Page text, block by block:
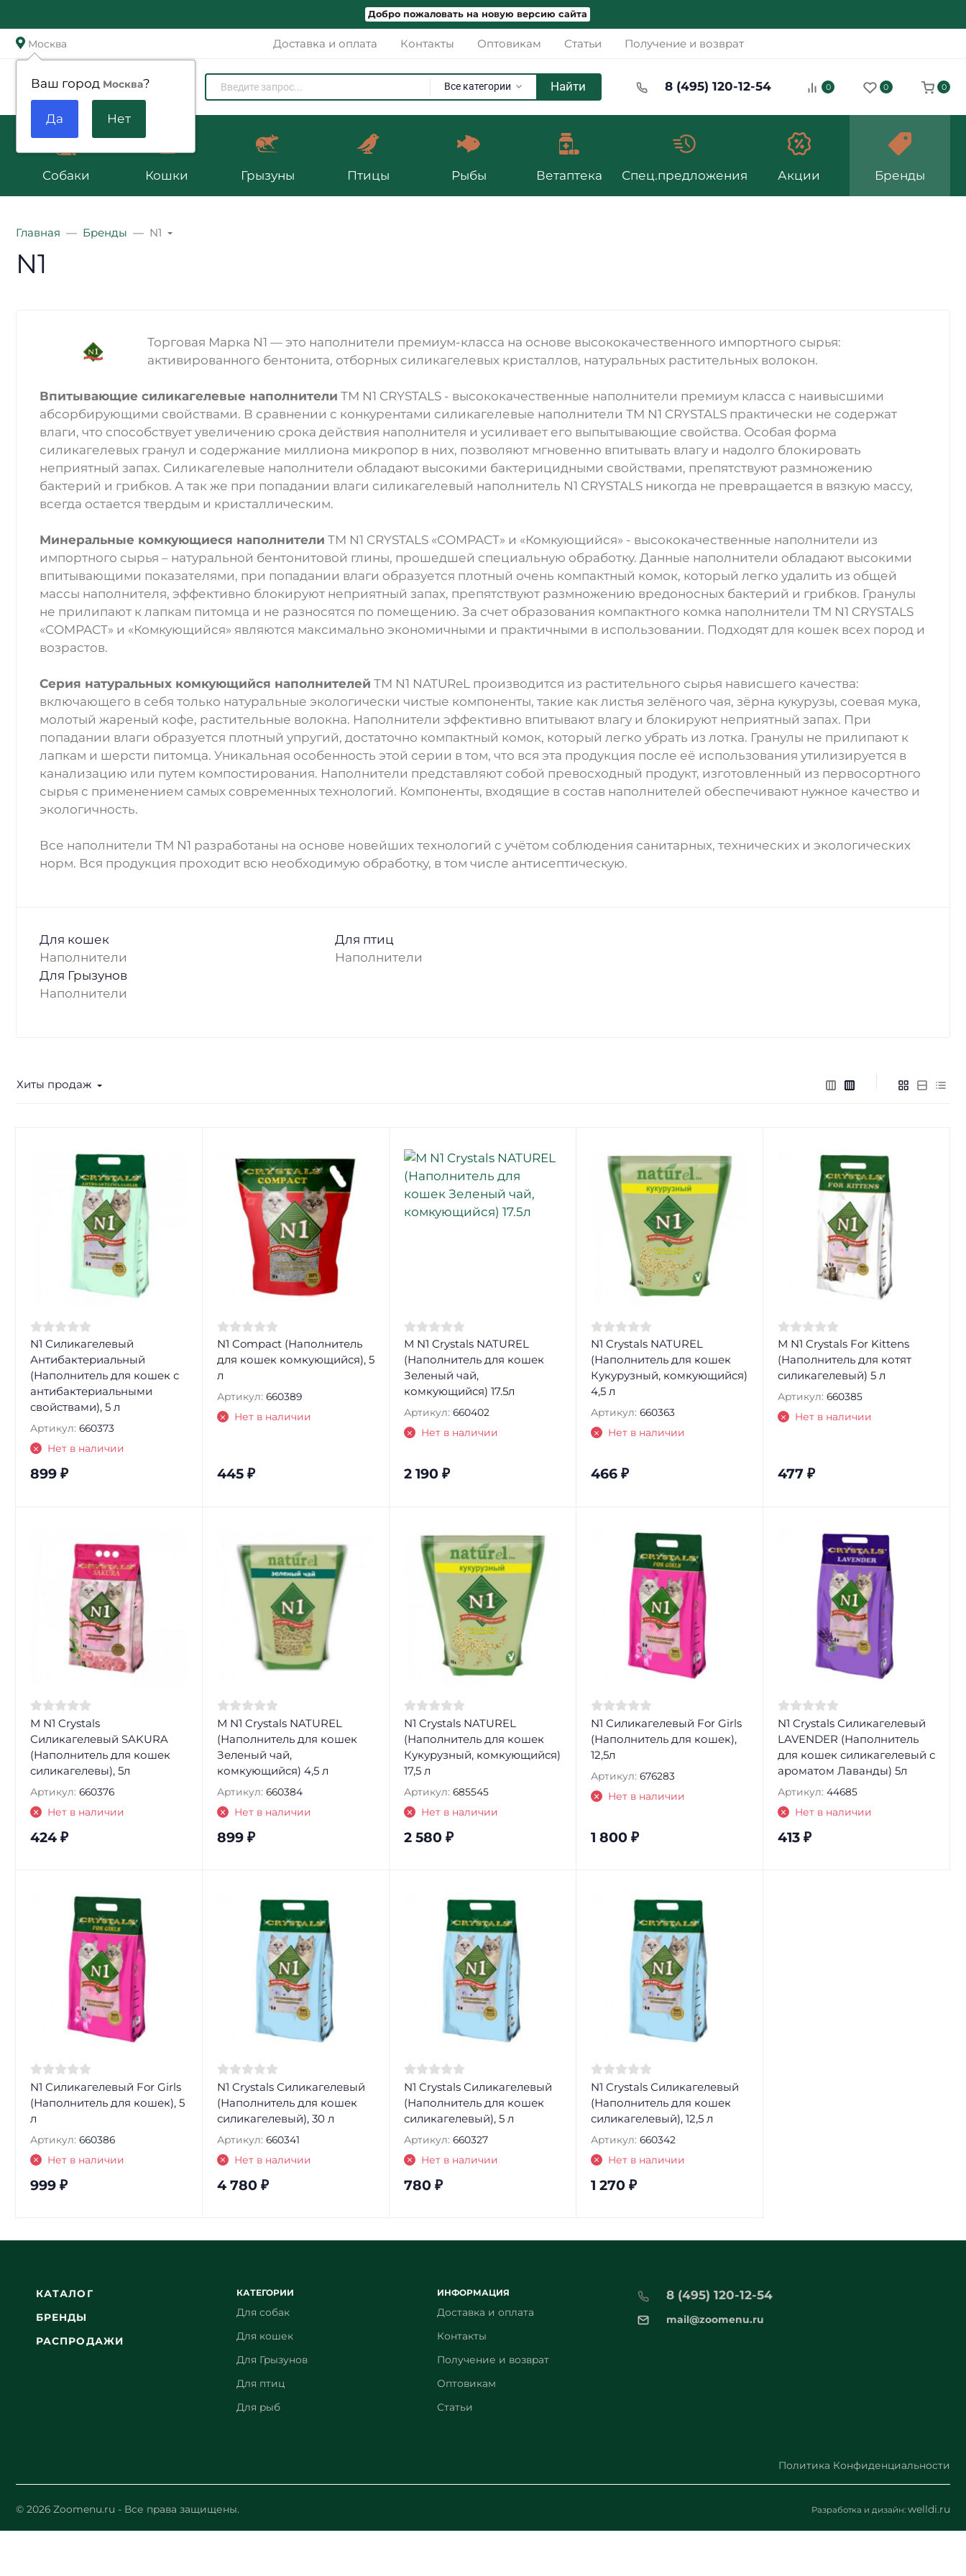
Добро пожаловать на новую версию сайта
Москва
Ваш город Москва?
Доставка и оплата Контакты Оптовикам Статьи Получение и возврат
Zoomenu.ru Все категории Найти 8 (495) 120-12-54 0 0 0
Собаки Кошки Грызуны Птицы Рыбы Ветаптека Спец.предложения Акции Бренды
Главная Бренды N1
N1
Торговая Марка N1 — это наполнители премиум-класса на основе высококачественного импортного сырья:
активированного бентонита, отборных силикагелевых кристаллов, натуральных растительных волокон.
Впитывающие силикагелевые наполнители ТМ N1 CRYSTALS - высококачественные наполнители премиум класса с наивысшими
абсорбирующими свойствами. В сравнении с конкурентами силикагелевые наполнители ТМ N1 CRYSTALS практически не содержат
влаги, что способствует увеличению срока действия наполнителя и усиливает его выпытывающие свойства. Особая форма
силикагелевых гранул и содержание миллиона микропор в них, позволяют мгновенно впитывать влагу и надолго блокировать
неприятный запах. Силикагелевые наполнители обладают высокими бактерицидными свойствами, препятствуют размножению
бактерий и грибков. А так же при попадании влаги силикагелевый наполнитель N1 CRYSTALS никогда не превращается в вязкую массу,
всегда остается твердым и кристаллическим.
Минеральные комкующиеся наполнители ТМ N1 CRYSTALS «COMPACT» и «Комкующийся» - высококачественные наполнители из
импортного сырья – натуральной бентонитовой глины, прошедшей специальную обработку. Данные наполнители обладают высокими
впитывающими показателями, при попадании влаги образуется плотный очень компактный комок, который легко удалить из общей
массы наполнителя, эффективно блокируют неприятный запах, препятствуют размножению вредоносных бактерий и грибков. Гранулы
не прилипают к лапкам питомца и не разносятся по помещению. За счет образования компактного комка наполнители ТМ N1 CRYSTALS
«COMPACT» и «Комкующийся» являются максимально экономичными и практичными в использовании. Подходят для кошек всех пород и
возрастов.
Серия натуральных комкующийся наполнителей ТМ N1 NATUReL производится из растительного сырья нависшего качества:
включающего в себя только натуральные экологически чистые компоненты, такие как листья зелёного чая, зёрна кукурузы, соевая мука,
молотый жареный кофе, растительные волокна. Наполнители эффективно впитывают влагу и блокируют неприятный запах. При
попадании влаги образуется плотный упругий, достаточно компактный комок, который легко убрать из лотка. Гранулы не прилипают к
лапкам и шерсти питомца. Уникальная особенность этой серии в том, что вся эта продукция после её использования утилизируется в
канализацию или путем компостирования. Наполнители представляют собой превосходный продукт, изготовленный из первосортного
сырья с применением самых современных технологий. Компоненты, входящие в состав наполнителей обеспечивают нужное качество и
экологичность.
Все наполнители ТМ N1 разработаны на основе новейших технологий с учётом соблюдения санитарных, технических и экологических
норм. Вся продукция проходит всю необходимую обработку, в том числе антисептическую.
Для кошек
Наполнители
Для Грызунов
Наполнители
Для птиц
Наполнители
Хиты продаж
N1 Силикагелевый
Антибактериальный
(Наполнитель для кошек с
антибактериальными
свойствами), 5 л
Артикул: 660373
Нет в наличии
899 ₽
N1 Compact (Наполнитель
для кошек комкующийся), 5
л
Артикул: 660389
Нет в наличии
445 ₽
М N1 Crystals NATUREL
(Наполнитель для кошек
Зеленый чай,
комкующийся) 17.5л
Артикул: 660402
Нет в наличии
2 190 ₽
N1 Crystals NATUREL
(Наполнитель для кошек
Кукурузный, комкующийся)
4,5 л
Артикул: 660363
Нет в наличии
466 ₽
М N1 Crystals For Kittens
(Наполнитель для котят
силикагелевый) 5 л
Артикул: 660385
Нет в наличии
477 ₽
М N1 Crystals
Силикагелевый SAKURA
(Наполнитель для кошек
силикагелевы), 5л
Артикул: 660376
Нет в наличии
424 ₽
М N1 Crystals NATUREL
(Наполнитель для кошек
Зеленый чай,
комкующийся) 4,5 л
Артикул: 660384
Нет в наличии
899 ₽
N1 Crystals NATUREL
(Наполнитель для кошек
Кукурузный, комкующийся)
17,5 л
Артикул: 685545
Нет в наличии
2 580 ₽
N1 Силикагелевый For Girls
(Наполнитель для кошек),
12,5л
Артикул: 676283
Нет в наличии
1 800 ₽
N1 Crystals Силикагелевый
LAVENDER (Наполнитель
для кошек силикагелевый с
ароматом Лаванды) 5л
Артикул: 44685
Нет в наличии
413 ₽
N1 Силикагелевый For Girls
(Наполнитель для кошек), 5
л
Артикул: 660386
Нет в наличии
999 ₽
N1 Crystals Силикагелевый
(Наполнитель для кошек
силикагелевый), 30 л
Артикул: 660341
Нет в наличии
4 780 ₽
N1 Crystals Силикагелевый
(Наполнитель для кошек
силикагелевый), 5 л
Артикул: 660327
Нет в наличии
780 ₽
N1 Crystals Силикагелевый
(Наполнитель для кошек
силикагелевый), 12,5 л
Артикул: 660342
Нет в наличии
1 270 ₽
КАТАЛОГ
БРЕНДЫ
РАСПРОДАЖИ
КАТЕГОРИИ
Для собак
Для кошек
Для Грызунов
Для птиц
Для рыб
ИНФОРМАЦИЯ
Доставка и оплата
Контакты
Получение и возврат
Оптовикам
Статьи
8 (495) 120-12-54
mail@zoomenu.ru
Политика Конфиденциальности
© 2026 Zoomenu.ru - Все права защищены. Разработка и дизайн: welldi.ru